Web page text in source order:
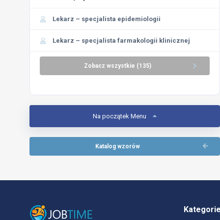
Lekarz – specjalista epidemiologii
Lekarz – specjalista farmakologii klinicznej
Zobacz wszystkie (135)
Na początek Menu
Katalog wzorów